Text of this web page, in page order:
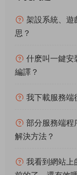
架設系統、
思？
什麽叫一鍵安
編譯？
我下載服務端
部分服務端程
解決方法？
我看到網站上